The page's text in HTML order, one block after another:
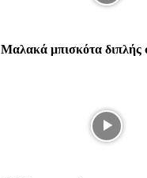
Μαλακά μπισκότα διπλής